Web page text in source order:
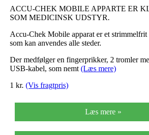
ACCU-CHEK MOBILE APPARTE ER
SOM MEDICINSK UDSTYR.
Accu-Chek Mobile apparat er et strimmelfrit
som kan anvendes alle steder.
Der medfølger en fingerprikker, 2 tromler
USB-kabel, som nemt (Læs mere)
1 kr. (Vis fragtpris)
Læs mere »